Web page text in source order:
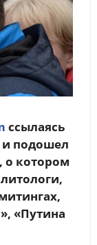
ссылаясь
и подошел
о котором
«Путина